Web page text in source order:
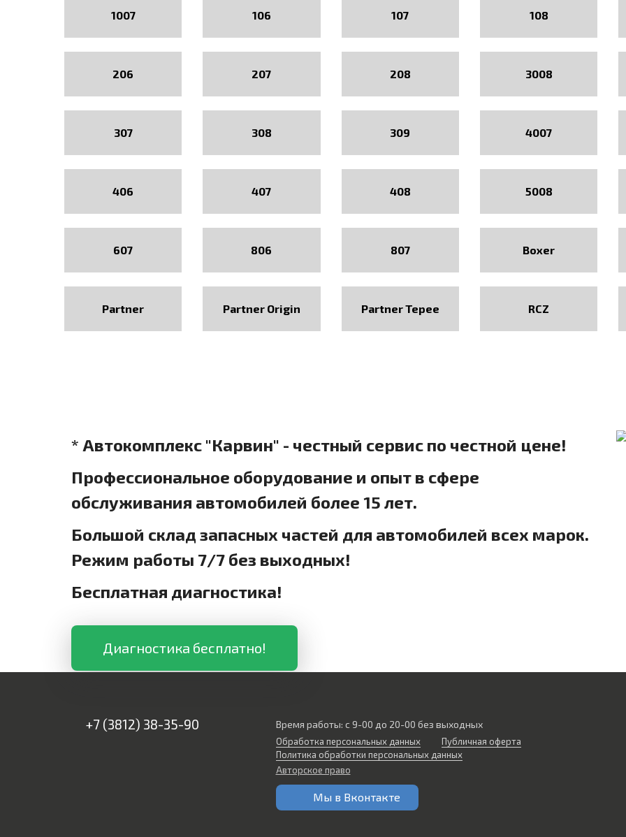
1007 106 107 108
206 207 208 3008
307 308 309 4007
406 407 408 5008
607 806 807 Boxer
Partner Partner Origin Partner Tepee RCZ
* Автокомплекс "Карвин" - честный сервис по честной цене!
Профессиональное оборудование и опыт в сфере
обслуживания автомобилей более 15 лет.
Большой склад запасных частей для автомобилей всех марок.
Режим работы 7/7 без выходных!
Бесплатная диагностика!
Диагностика бесплатно!
+7 (3812) 38-35-90 Время работы: с 9-00 до 20-00 без выходных
Обработка персональных данных
Публичная оферта
Политика обработки персональных данных
Авторское право
Мы в Вконтакте